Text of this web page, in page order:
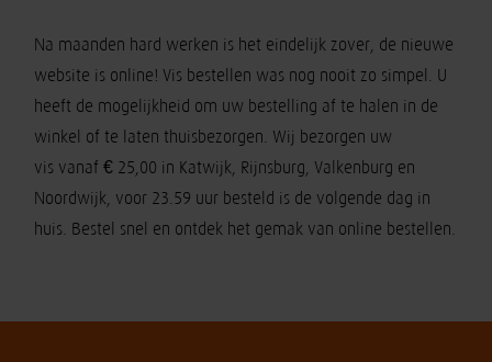
Na maanden hard werken is het eindelijk zover, de nieuwe
website is online! Vis bestellen was nog nooit zo simpel. U
heeft de mogelijkheid om uw bestelling af te halen in de
winkel of te laten thuisbezorgen. Wij bezorgen uw
vis vanaf € 25,00 in Katwijk, Rijnsburg, Valkenburg en
Noordwijk, voor 23.59 uur besteld is de volgende dag in
huis. Bestel snel en ontdek het gemak van online bestellen.